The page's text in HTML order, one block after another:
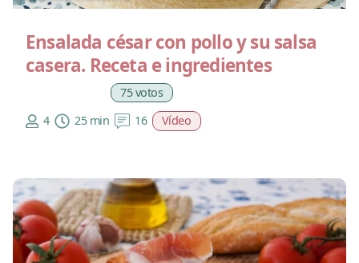
Ensalada césar con pollo y su salsa
casera. Receta e ingredientes
75 votos
4
25 min 16 Vídeo